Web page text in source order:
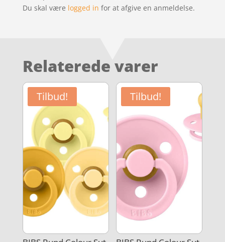
Du skal være logged in for at afgive en anmeldelse.
Relaterede varer
Tilbud! Tilbud!